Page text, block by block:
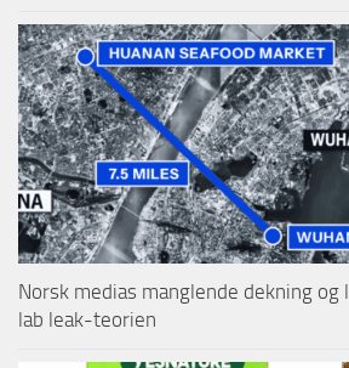
Norsk medias manglende dekning
lab leak-teorien